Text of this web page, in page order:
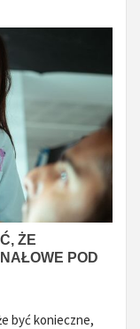
ŻE
POD
być konieczne,